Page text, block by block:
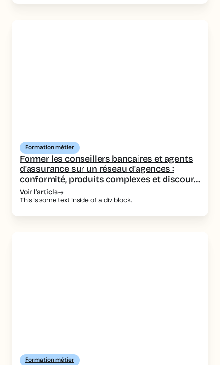
Formation métier
Former les conseillers bancaires et agents
d'assurance sur un réseau d'agences :
conformité, produits complexes et discours
homogène
Voir l'article
This is some text inside of a div block.
Formation métier